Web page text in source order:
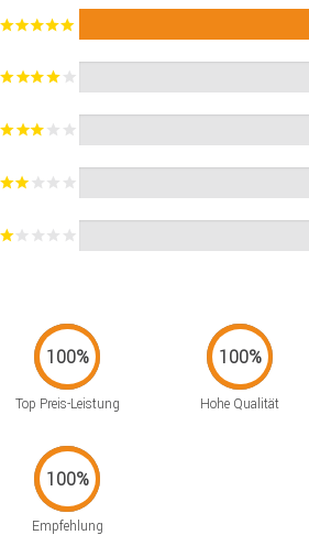
Top Preis-Leistung Hohe Qualität
Empfehlung